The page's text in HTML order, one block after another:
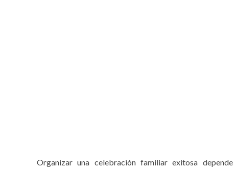
Organizar una celebración familiar exitosa